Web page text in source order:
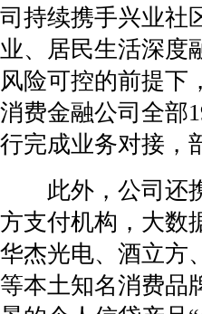
司持续携手兴业社
业、居民生活深度
风险可控的前提下
消费金融公司全部
行完成业务对接，
此外，公司还
方支付机构，大数
华杰光电、酒立方
等本土知名消费品